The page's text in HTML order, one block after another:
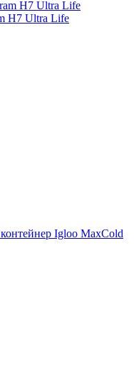
H7 Ultra Life
Igloo MaxCold